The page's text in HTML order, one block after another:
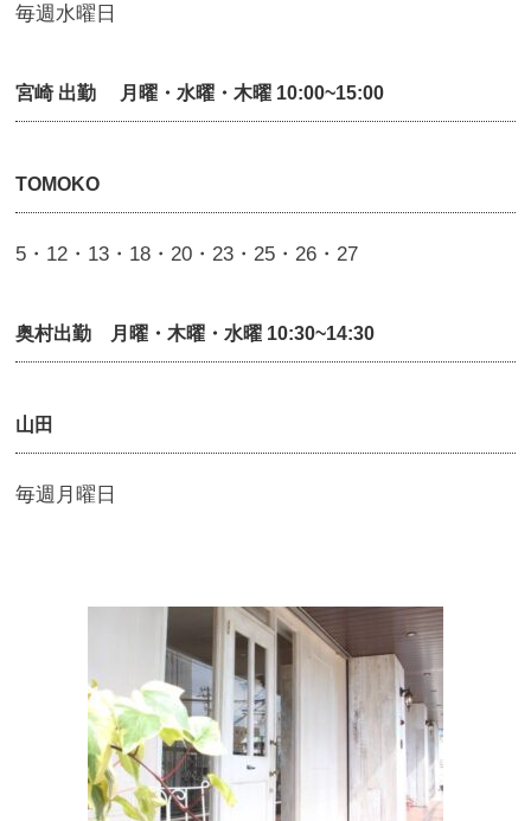
毎週水曜日
宮崎 出勤 月曜・水曜・木曜 10:00~15:00
TOMOKO
5・12・13・18・20・23・25・26・27
奥村出勤 月曜・木曜・水曜 10:30~14:30
山田
毎週月曜日